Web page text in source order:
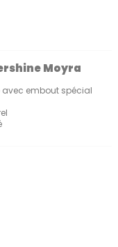
Moyra
avec embout spécial